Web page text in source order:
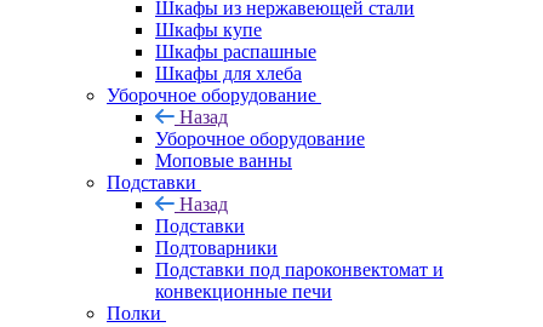
Шкафы из нержавеющей стали
Шкафы купе
Шкафы распашные
Шкафы для хлеба
Уборочное оборудование
Назад
Уборочное оборудование
Моповые ванны
Подставки
Назад
Подставки
Подтоварники
Подставки под пароконвектомат и
конвекционные печи
Полки